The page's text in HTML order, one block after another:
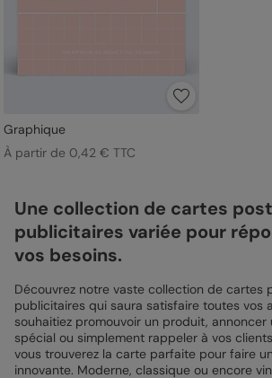
Graphique
À partir de 0,42 € TTC
Une collection de cartes
publicitaires variée pour
vos besoins.
Découvrez notre vaste collection de cartes
publicitaires qui saura satisfaire toutes vos
souhaitiez promouvoir un produit, annoncer
spécial ou simplement rappeler à vos
vous trouverez la carte parfaite pour faire
innovante. Moderne, classique ou encore